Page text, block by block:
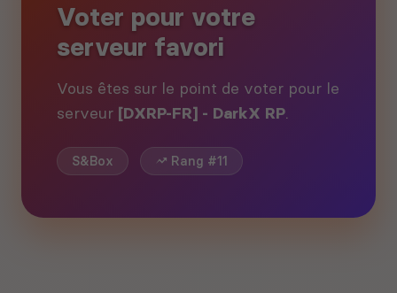
Voter pour votre
serveur favori
Vous êtes sur le point de voter pour le
serveur [DXRP-FR] - DarkX RP.
S&Box Rang #11